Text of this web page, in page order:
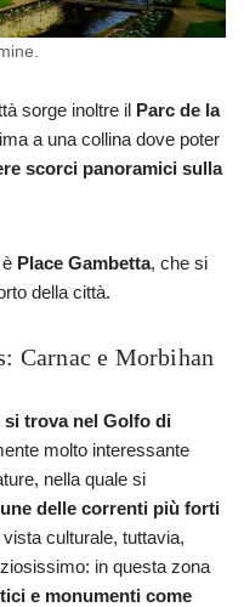
sorge inoltre il Parc de la
a una collina dove poter
scorci panoramici sulla
Place Gambetta, che si
della città.
Carnac e Morbihan
si trova nel Golfo di
molto interessante
nella quale si
delle correnti più forti
culturale, tuttavia,
in questa zona
e monumenti come